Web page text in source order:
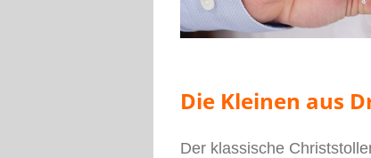
Die Kleinen aus
Der klassische